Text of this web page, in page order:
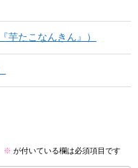
芋たこなんきん』）
※ が付いている欄は必須項目です